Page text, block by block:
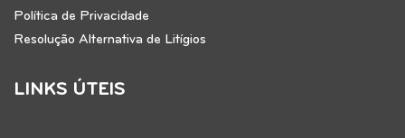
Política de Privacidade
Resolução Alternativa de Litígios
LINKS ÚTEIS